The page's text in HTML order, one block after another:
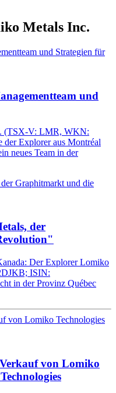
Metals Inc.
und
(TSX-V: LMR, WKN:
Explorer aus Montréal
neues Team in der
der
Der Explorer Lomiko
ISIN:
in der Provinz Québec
von Lomiko